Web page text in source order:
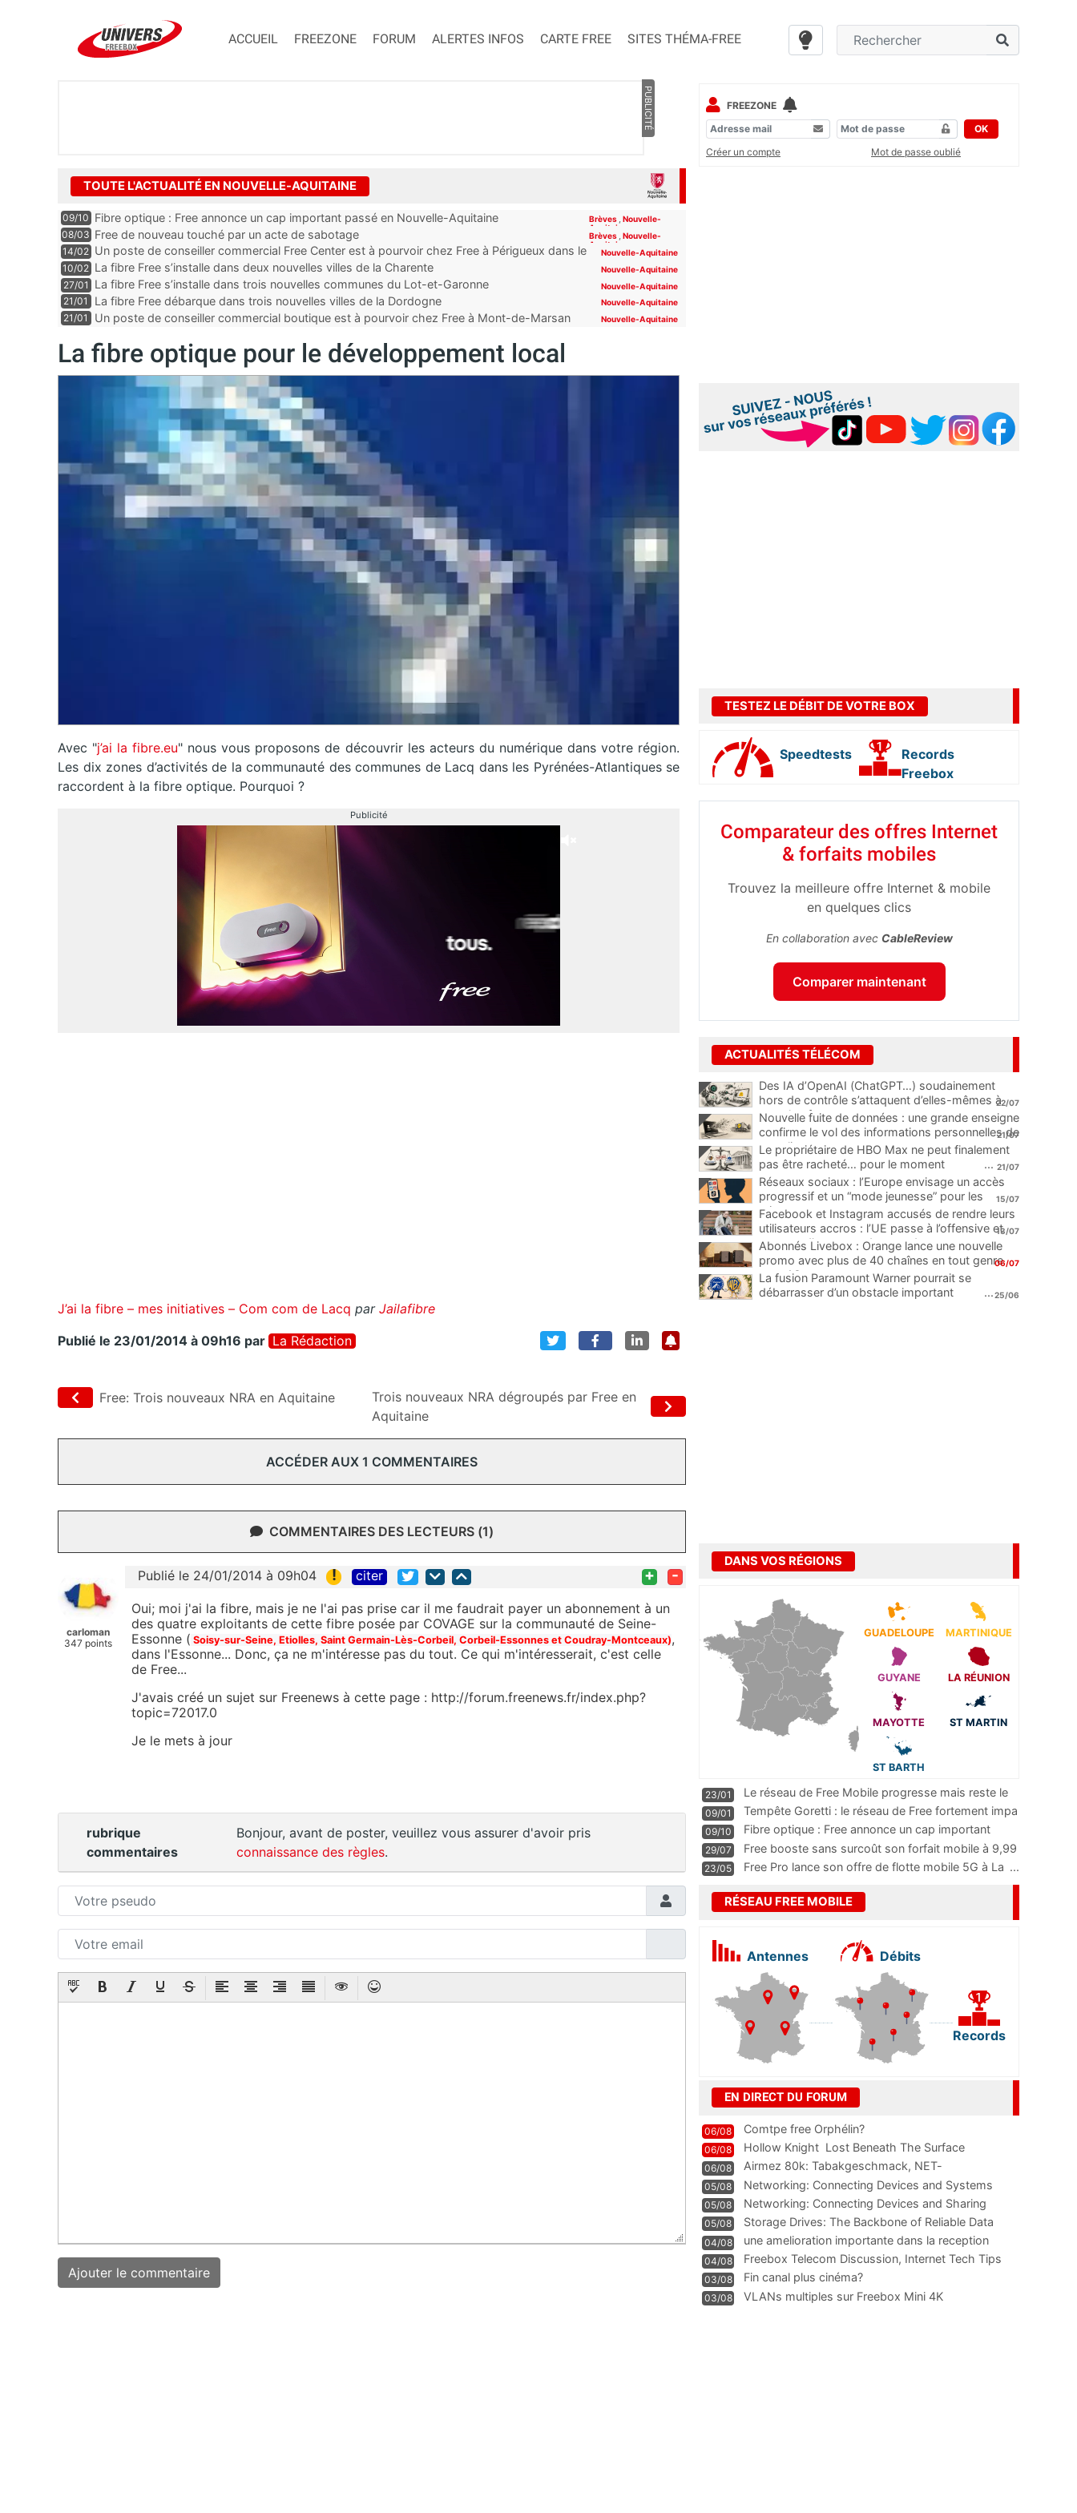
ACCUEIL FREEZONE FORUM ALERTES INFOS CARTE FREE SITES THÉMA-FREE
PUBLICITÉ
TOUTE L'ACTUALITÉ EN NOUVELLE-AQUITAINE
09/10 Fibre optique : Free annonce un cap important passé en Nouvelle-Aquitaine Brèves ,Nouvelle-
Aquitaine
08/03 Free de nouveau touché par un acte de sabotage Brèves ,Nouvelle-
Aquitaine
14/02 Un poste de conseiller commercial Free Center est à pourvoir chez Free à Périgueux dans le
département de la Dordogne
Nouvelle-Aquitaine
10/02 La fibre Free s’installe dans deux nouvelles villes de la Charente Nouvelle-Aquitaine
27/01 La fibre Free s’installe dans trois nouvelles communes du Lot-et-Garonne Nouvelle-Aquitaine
21/01 La fibre Free débarque dans trois nouvelles villes de la Dordogne Nouvelle-Aquitaine
21/01
Un poste de conseiller commercial boutique est à pourvoir chez Free à Mont-de-Marsan
Nouvelle-Aquitaine
La fibre optique pour le développement local
Avec "j’ai la fibre.eu" nous vous proposons de découvrir les acteurs du numérique dans votre région.
Les dix zones d’activités de la communauté des communes de Lacq dans les Pyrénées-Atlantiques se
raccordent à la fibre optique. Pourquoi ?
Publicité
J’ai la fibre – mes initiatives – Com com de Lacq par Jailafibre
Publié le 23/01/2014 à 09h16 par La Rédaction
Free: Trois nouveaux NRA en Aquitaine
Trois nouveaux NRA dégroupés par Free en
Aquitaine
ACCÉDER AUX 1 COMMENTAIRES
COMMENTAIRES DES LECTEURS (1)
carloman
347 points
Publié le 24/01/2014 à 09h04 ! citer + -
Oui; moi j'ai la fibre, mais je ne l'ai pas prise car il me faudrait payer un abonnement à un
des quatre exploitants de cette fibre posée par COVAGE sur la communauté de Seine-
Essonne ( Soisy-sur-Seine, Etiolles, Saint Germain-Lès-Corbeil, Corbeil-Essonnes et Coudray-Montceaux),
dans l'Essonne... Donc, ça ne m'intéresse pas du tout. Ce qui m'intéresserait, c'est celle
de Free...
J'avais créé un sujet sur Freenews à cette page : http://forum.freenews.fr/index.php?
topic=72017.0
Je le mets à jour
rubrique
commentaires
Bonjour, avant de poster, veuillez vous assurer d'avoir pris
connaissance des règles.
FREEZONE
OK
Créer un compte
Mot de passe oublié
TESTEZ LE DÉBIT DE VOTRE BOX
Speedtests
Records
Freebox
Comparateur des offres Internet
& forfaits mobiles
Trouvez la meilleure offre Internet & mobile
en quelques clics
En collaboration avec CableReview
Comparer maintenant
ACTUALITÉS TÉLÉCOM
Des IA d’OpenAI (ChatGPT…) soudainement
hors de contrôle s’attaquent d’elles-mêmes à
une plateforme
...
22/07
Nouvelle fuite de données : une grande enseigne
confirme le vol des informations personnelles de
ses clients
...
21/07
Le propriétaire de HBO Max ne peut finalement
pas être racheté… pour le moment
... 21/07
Réseaux sociaux : l’Europe envisage un accès
progressif et un “mode jeunesse” pour les
mineurs
...
15/07
Facebook et Instagram accusés de rendre leurs
utilisateurs accros : l’UE passe à l’offensive et
menace d’une amende record
...
13/07
Abonnés Livebox : Orange lance une nouvelle
promo avec plus de 40 chaînes en tout genre
pour 1€
06/07
La fusion Paramount Warner pourrait se
débarrasser d’un obstacle important
...25/06
DANS VOS RÉGIONS
GUADELOUPE MARTINIQUE
GUYANE LA RÉUNION
MAYOTTE ST MARTIN
ST BARTH
23/01
Le réseau de Free Mobile progresse mais reste le
m
...
09/01
Tempête Goretti : le réseau de Free fortement impa
09/10
Fibre optique : Free annonce un cap important
pass
...
29/07
Free booste sans surcoût son forfait mobile à 9,99
23/05 Free Pro lance son offre de flotte mobile 5G à La ...
RÉSEAU FREE MOBILE
Antennes Débits
Records
EN DIRECT DU FORUM
06/08 Comtpe free Orphélin?
06/08 Hollow Knight  Lost Beneath The Surface
06/08
Airmez 80k: Tabakgeschmack, NET-
Technologie und Leistung im
05/08 Networking: Connecting Devices and Systems
05/08
Networking: Connecting Devices and Sharing
Information
05/08
Storage Drives: The Backbone of Reliable Data
Management
04/08
une amelioration importante dans la reception
WIFI
04/08
Freebox Telecom Discussion, Internet Tech Tips
Communi
03/08 Fin canal plus cinéma?
03/08 VLANs multiples sur Freebox Mini 4K